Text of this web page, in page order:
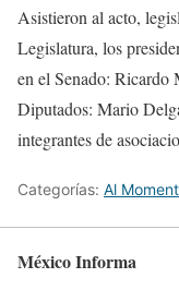
Asistieron al acto,
Legislatura, los
en el Senado:
Diputados: Mario
integrantes de
Categorías: Al
México Informa